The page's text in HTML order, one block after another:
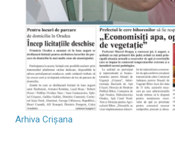
Arhiva Crișana